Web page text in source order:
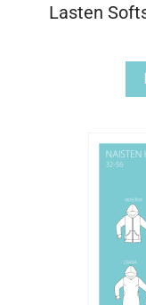
Lasten